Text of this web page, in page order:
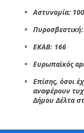
Αστυνομία: 100
ΕΚΑΒ: 166
Ευρωπαϊκός
Επίσης, όσοι
αναφέρουν
Δήμου Δέλτα